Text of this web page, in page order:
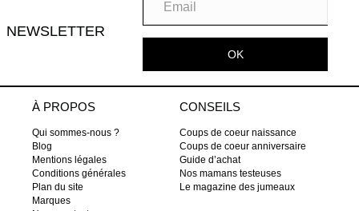
NEWSLETTER
OK
À PROPOS
Qui sommes-nous ?
Blog
Mentions légales
Conditions générales
Plan du site
Marques
CONSEILS
Coups de coeur naissance
Coups de coeur anniversaire
Guide d’achat
Nos mamans testeuses
Le magazine des jumeaux